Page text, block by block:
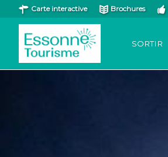
Carte interactive Brochures
SORTIR